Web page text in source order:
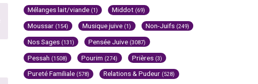
Mélanges lait/viande (1) Middot (69)
Moussar (154) Musique juive (1) Non-Juifs (249)
Nos Sages (131) Pensée Juive (3087)
Pessah (1508) Pourim (274) Prières (3)
Pureté Familiale (578) Relations & Pudeur (528)